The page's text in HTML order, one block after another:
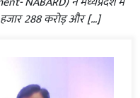
288 करोड़ और […]